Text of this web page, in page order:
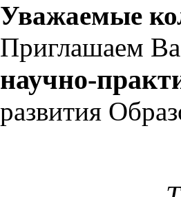
Уважаемые
Приглашаем
научно-
развития